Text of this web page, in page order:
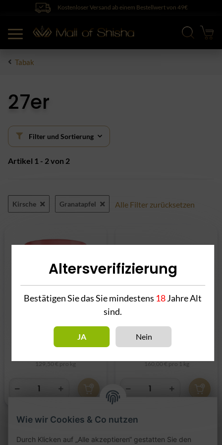
Kostenloser Versand ab einem Bestellwert von 49€
Tabak
27er
Filter und Sortierung
Artikel 1 - 2 von 2
Kirsche Granatapfel Alle Filter zurücksetzen
27er KIGA 200g
25,90 €*
129,50 € pro kg
4,00 €
160,00 € pro 1 kg
Wie wir Cookies & Co nutzen
Durch Klicken auf „Alle akzeptieren“ gestatten Sie den
Altersverifizierung
Bestätigen Sie das Sie mindestens 18Jahre Alt
sind.
JA Nein